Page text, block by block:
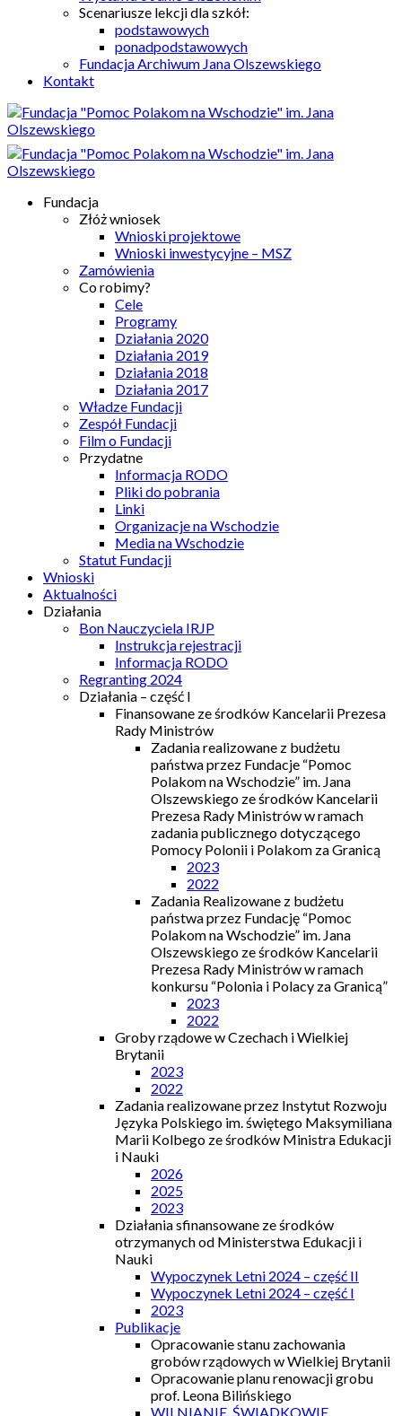
Scenariusze lekcji dla szkół:
podstawowych
ponadpodstawowych
Fundacja Archiwum Jana Olszewskiego
Kontakt
Fundacja
Złóż wniosek
Wnioski projektowe
Wnioski inwestycyjne – MSZ
Zamówienia
Co robimy?
Cele
Programy
Działania 2020
Działania 2019
Działania 2018
Działania 2017
Władze Fundacji
Zespół Fundacji
Film o Fundacji
Przydatne
Informacja RODO
Pliki do pobrania
Linki
Organizacje na Wschodzie
Media na Wschodzie
Statut Fundacji
Wnioski
Aktualności
Działania
Bon Nauczyciela IRJP
Instrukcja rejestracji
Informacja RODO
Regranting 2024
Działania – część I
Finansowane ze środków Kancelarii Prezesa
Rady Ministrów
Zadania realizowane z budżetu
państwa przez Fundacje “Pomoc
Polakom na Wschodzie” im. Jana
Olszewskiego ze środków Kancelarii
Prezesa Rady Ministrów w ramach
zadania publicznego dotyczącego
Pomocy Polonii i Polakom za Granicą
2023
2022
Zadania Realizowane z budżetu
państwa przez Fundację “Pomoc
Polakom na Wschodzie” im. Jana
Olszewskiego ze środków Kancelarii
Prezesa Rady Ministrów w ramach
konkursu “Polonia i Polacy za Granicą”
2023
2022
Groby rządowe w Czechach i Wielkiej
Brytanii
2023
2022
Zadania realizowane przez Instytut Rozwoju
Języka Polskiego im. świętego Maksymiliana
Marii Kolbego ze środków Ministra Edukacji
i Nauki
2026
2025
2023
Działania sfinansowane ze środków
otrzymanych od Ministerstwa Edukacji i
Nauki
Wypoczynek Letni 2024 – część II
Wypoczynek Letni 2024 – część I
2023
Publikacje
Opracowanie stanu zachowania
grobów rządowych w Wielkiej Brytanii
Opracowanie planu renowacji grobu
prof. Leona Bilińskiego
WILNIANIE, ŚWIADKOWIE